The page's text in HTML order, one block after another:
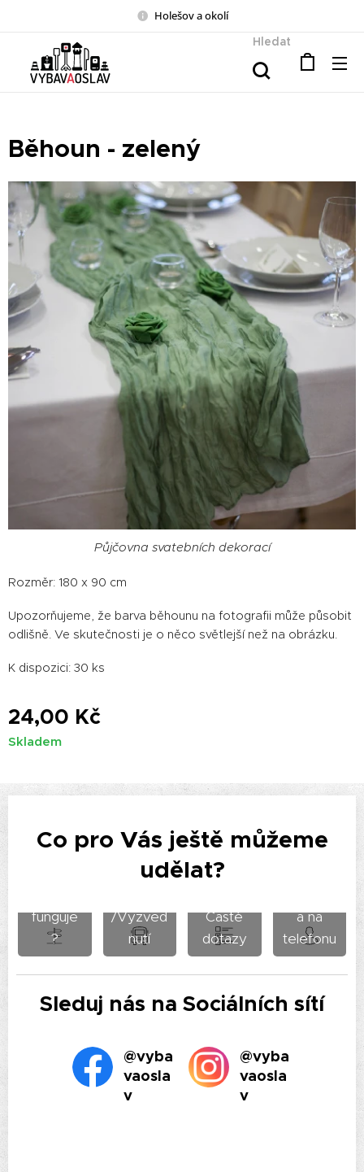
Holešov a okolí
Hledat
Běhoun - zelený
Půjčovna svatebních dekorací
Rozměr: 180 x 90 cm
Upozorňujeme, že barva běhounu na fotografii může působit
odlišně. Ve skutečnosti je o něco světlejší než na obrázku.
K dispozici: 30 ks
24,00 Kč
Skladem
Co pro Vás ještě můžeme
udělat?
funguje
?
/Vyzved
nutí
Časté
dotazy
a na
telefonu
Sleduj nás na Sociálních sítí
@vyba
vaosla
v
@vyba
vaosla
v